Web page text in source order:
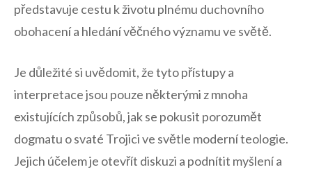
představuje cestu k životu‌ plnému duchovního
obohacení a hledání věčného významu ve⁣ světě.
Je důležité si uvědomit, že tyto přístupy a
interpretace jsou pouze některými z mnoha
existujících ⁤způsobů, jak se pokusit porozumět⁤
dogmatu o ⁢svaté Trojici ve světle moderní teologie.
Jejich ​účelem je ⁣otevřít diskuzi a podnítit myšlení a